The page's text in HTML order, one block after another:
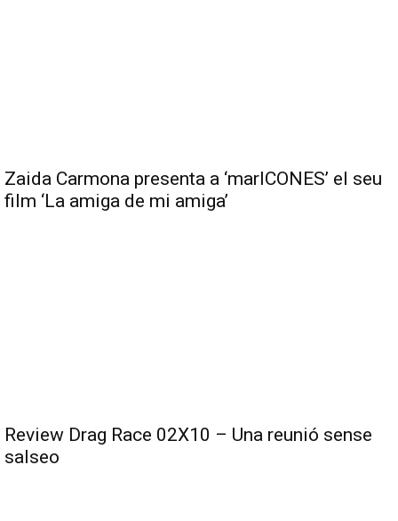
Zaida Carmona presenta a ‘marICONES’ el seu
film ‘La amiga de mi amiga’
Review Drag Race 02X10 – Una reunió sense
salseo